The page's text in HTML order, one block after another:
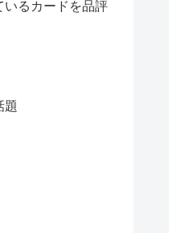
いるカードを品評
題